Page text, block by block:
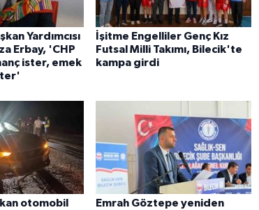
Yardımcısı
Erbay, 'CHP
ister, emek
İşitme Engelliler Genç Kız
Futsal Milli Takımı, Bilecik'te
kampa girdi
otomobil
Emrah Göztepe yeniden